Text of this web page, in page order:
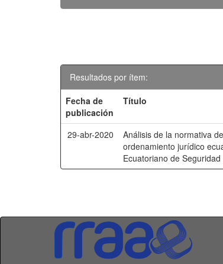
Resultados por ítem:
Fecha de
publicación
Título
29-abr-2020
Análisis de la normativa
ordenamiento jurídico
Ecuatoriano de Seguridad